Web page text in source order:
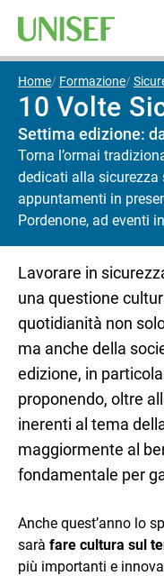
Home Formazione
10 Volte
Settima edizione:
Torna l’ormai
dedicati alla sicurezza
appuntamenti in
Pordenone, ad eventi
Lavorare in
una questione
quotidianità non
ma anche della
edizione, in
proponendo, oltre
inerenti al tema
maggiormente al
fondamentale per
Anche quest’anno lo
sarà fare cultura sul
più importanti e